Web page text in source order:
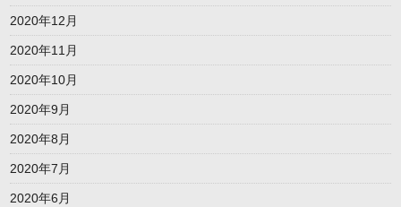
2020年12月
2020年11月
2020年10月
2020年9月
2020年8月
2020年7月
2020年6月